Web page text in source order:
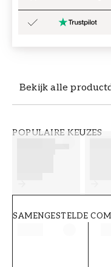
Bekijk alle
POPULAIRE KEUZES
SAMENGESTELDE